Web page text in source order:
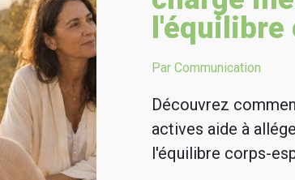
l'équilibre
Par Communication
Découvrez
actives aide à
l'équilibre corps-